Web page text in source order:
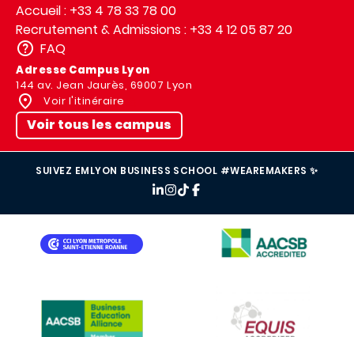
Accueil : +33 4 78 33 78 00
Recrutement & Admissions : +33 4 12 05 87 20
FAQ
Adresse Campus Lyon
144 av. Jean Jaurès, 69007 Lyon
Voir l'itinéraire
Voir tous les campus
SUIVEZ EMLYON BUSINESS SCHOOL #WEAREMAKERS ✨
IMAGE